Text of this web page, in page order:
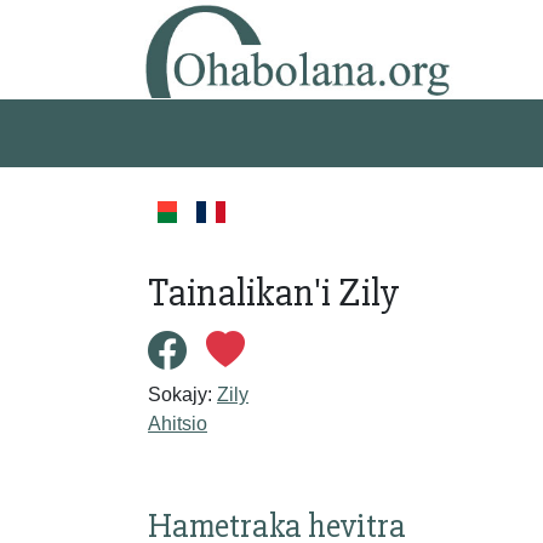
Tainalikan'i Zily
Sokajy: Zily
Ahitsio
Hametraka hevitra